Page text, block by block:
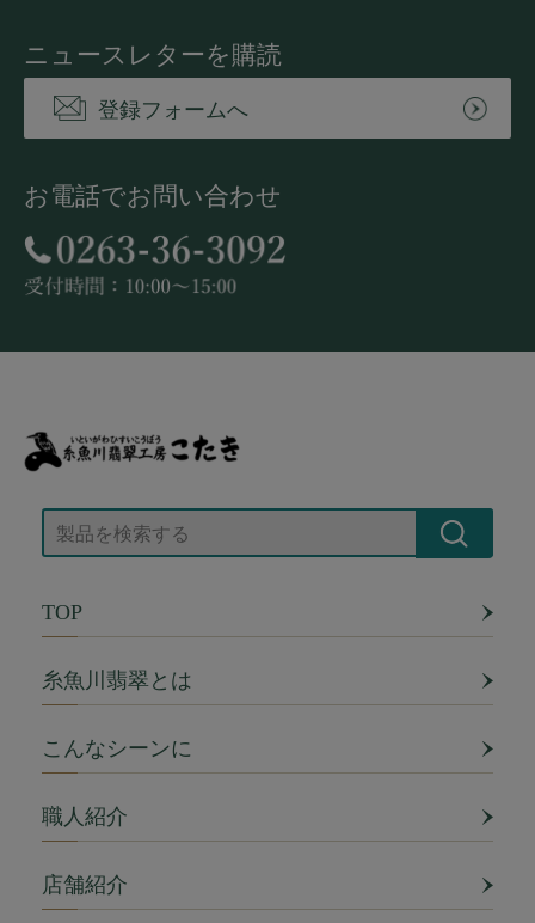
ニュースレターを購読
登録フォームへ
お電話でお問い合わせ
TOP
糸魚川翡翠とは
こんなシーンに
職人紹介
店舗紹介